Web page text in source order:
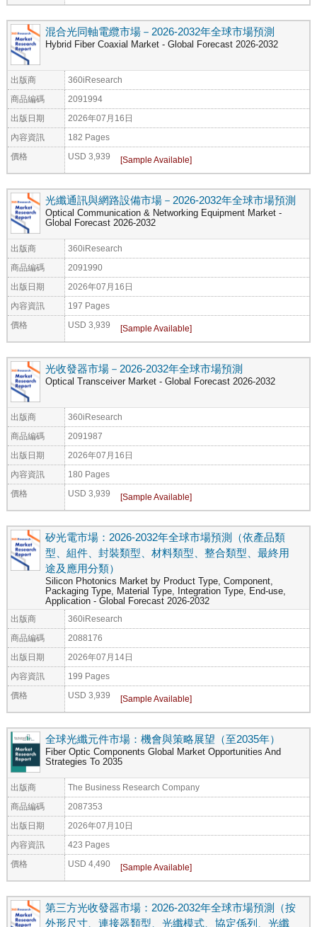
混合光同軸電纜市場－2026-2032年全球市場預測
Hybrid Fiber Coaxial Market - Global Forecast 2026-2032
出版商 360iResearch
商品編碼 2091994
出版日期 2026年07月16日
內容資訊 182 Pages
價格 USD 3,939
光纖通訊與網路設備市場－2026-2032年全球市場預測
Optical Communication & Networking Equipment Market -
Global Forecast 2026-2032
出版商 360iResearch
商品編碼 2091990
出版日期 2026年07月16日
內容資訊 197 Pages
價格 USD 3,939
光收發器市場－2026-2032年全球市場預測
Optical Transceiver Market - Global Forecast 2026-2032
出版商 360iResearch
商品編碼 2091987
出版日期 2026年07月16日
內容資訊 180 Pages
價格 USD 3,939
矽光電市場：2026-2032年全球市場預測（依產品類
型、組件、封裝類型、材料類型、整合類型、最終用
途及應用分類）
Silicon Photonics Market by Product Type, Component,
Packaging Type, Material Type, Integration Type, End-use,
Application - Global Forecast 2026-2032
出版商 360iResearch
商品編碼 2088176
出版日期 2026年07月14日
內容資訊 199 Pages
價格 USD 3,939
全球光纖元件市場：機會與策略展望（至2035年）
Fiber Optic Components Global Market Opportunities And
Strategies To 2035
出版商 The Business Research Company
商品編碼 2087353
出版日期 2026年07月10日
內容資訊 423 Pages
價格 USD 4,490
第三方光收發器市場：2026-2032年全球市場預測（按
外形尺寸、連接器類型、光纖模式、協定係列、光纖